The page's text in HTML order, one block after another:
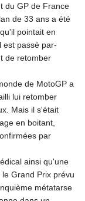
ETB 160.923669
EUR 0.86495
FJD 2.20855
FKP 0.740916
GBP 0.741235
GGP 0.740916
GHS 11.700039
GIP 0.740916
GMD 73.503851
GNF
GTQ 7.607144
GYD 208.588851
HKD 7.84315
du GP de France
de 33 ans a été
pointait en
est passé par-
de retomber
de MotoGP a
lui retomber
Mais il s'était
en boitant,
par
ainsi qu'une
Grand Prix prévu
métatarse